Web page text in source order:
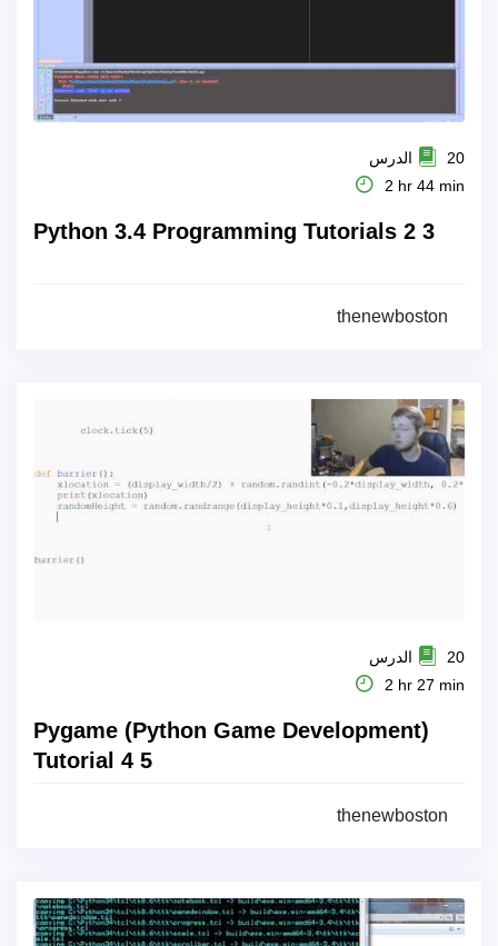
20 الدرس
2 hr 44 min
Python 3.4 Programming Tutorials 2 3
thenewboston
20 الدرس
2 hr 27 min
Pygame (Python Game Development)
Tutorial 4 5
thenewboston